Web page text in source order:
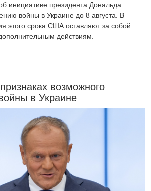
инициативе президента Дональда
войны в Украине до 8 августа. В
этого срока США оставляют за собой
действиям.
возможного
в Украине